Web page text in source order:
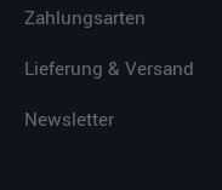
Zahlungsarten
Lieferung & Versand
Newsletter